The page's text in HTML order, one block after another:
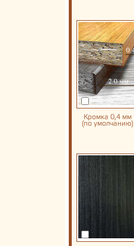
Кромка 0,4 мм
(по умолчанию)